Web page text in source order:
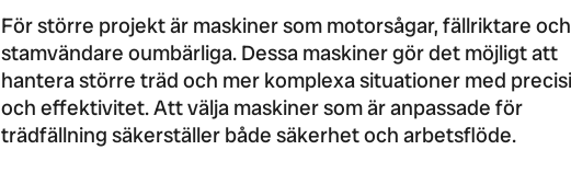
För större projekt är maskiner som motorsågar, fällriktare och
stamvändare oumbärliga. Dessa maskiner gör det möjligt att
hantera större träd och mer komplexa situationer med
och effektivitet. Att välja maskiner som är anpassade för
trädfällning säkerställer både säkerhet och arbetsflöde.